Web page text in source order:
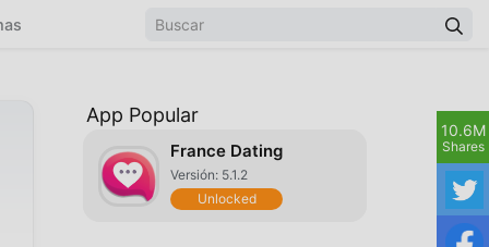
App Popular
France Dating
Versión: 5.1.2
Unlocked
10.6M
Shares